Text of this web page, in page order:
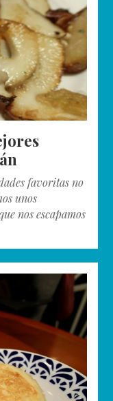
favoritas no
unos
nos escapamos